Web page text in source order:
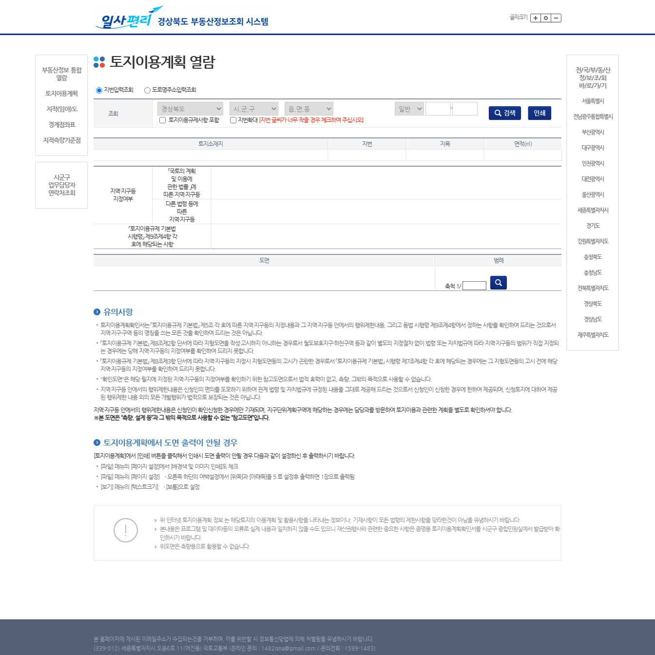
글자크기
부동산정보 통합
열람
토지이용계획
지적(임야)도
경계점좌표
지적측량기준점
시군구
업무담당자
연락처조회
전/국/부/동/산
정/보/조/회
바/로/가/기
서울특별시
전남광주통합특별시
부산광역시
대구광역시
인천광역시
대전광역시
울산광역시
세종특별자치시
경기도
강원특별자치도
충청북도
충청남도
전북특별자치도
경상북도
경상남도
제주특별자치도
토지이용계획 열람
지번입력조회 도로명주소입력조회
조회
-
토지이용규제사항 포함
지번확대 [지번 글씨가 너무 작을 경우 체크하여 주십시오]
토지소재지 지번 지목 면적(㎡)
지역·지구등
지정여부
「국토의 계획
및 이용에
관한 법률 」에
따른 지역·지구등
다른 법령 등에
따른
지역·지구등
「토지이용규제 기본법
시행령」 제9조제4항 각
호에 해당되는 사항
도면 범례
축척 1/
유의사항
토지이용계획확인서는 「토지이용규제 기본법」 제5조 각 호에 따른 지역·지구등의 지정내용과 그 지역·지구등 안에서의 행위제한내용, 그리고 동법 시행령 제9조제4항에서 정하는 사항을 확인하여 드리는 것으로서
지역·지구·구역 등의 명칭을 쓰는 모든 것을 확인하여 드리는 것은 아닙니다.
「토지이용규제 기본법」 제8조제2항 단서에 따라 지형도면을 작성·고시하지 아니하는 경우로서 철도보호지구·하천구역 등과 같이 별도의 지정절차 없이 법령 또는 자치법규에 따라 지역·지구등의 범위가 직접 지정되
는 경우에는 당해 지역·지구등의 지정여부를 확인하여 드리지 못합니다.
「토지이용규제 기본법」 제8조제3항 단서에 따라 지역·지구등의 지정시 지형도면등의 고시가 곤란한 경우로서 「토지이용규제 기본법」 시행령 제7조제4항 각 호에 해당되는 경우에는 그 지형도면등의 고시 전에 해당
지역·지구등의 지정여부를 확인하여 드리지 못합니다.
"확인도면"은 해당 필지에 지정된 지역·지구등의 지정여부를 확인하기 위한 참고도면으로서 법적 효력이 없고, 측량, 그밖의 목적으로 사용할 수 없습니다.
지역·지구등 안에서의 행위제한내용은 신청인의 편의를 도모하기 위하여 관계 법령 및 자치법규에 규정된 내용을 그대로 제공해 드리는 것으로서 신청인이 신청한 경우에 한하여 제공되며, 신청토지에 대하여 제공
된 행위제한 내용 외의 모든 개발행위가 법적으로 보장되는 것은 아닙니다.
지역·지구등 안에서의 행위제한내용은 신청인이 확인신청한 경우에만 기재되며, 지구단위계획구역에 해당하는 경우에는 담당과를 방문하여 토지이용과 관련한 계획을 별도로 확인하셔야 합니다.
※본 도면은“측량, 설계 등”과 그 밖의 목적으로 사용할 수 없는 “참고도면”입니다.
토지이용계획에서 도면 출력이 안될 경우
[토지이용계획]에서 [인쇄] 버튼을 클릭해서 인쇄시 도면 출력이 안될 경우 다음과 같이 설정하신 후 출력하시기 바랍니다.
[파일] 메뉴의 [페이지 설정]에서 [배경색 및 이미지 인쇄]도 체크
[파일] 메뉴의 [페이지 설정] → 오른쪽 하단의 여백설정에서 [위쪽]과 [아래쪽]을 5 로 설정후 출력하면 1장으로 출력됨
[보기] 메뉴의 [텍스트크기] → [보통]으로 설정
위 인터넷 토지이용계획 정보 는 해당토지의 이용계획 및 활용사항을 나타내는 정보이나, 기재사항이 모든 법령의 제한사항을 망라한것이 아님을 유념하시기 바랍니다.
본내용은 프로그램 및 데이타등의 오류로 실제 내용과 일치하지 않을 수도 있으니 재산권행사와 관련한 중요한 사항은 증명용 토지이용계획확인서를 시군구 종합민원실에서 발급받아 확
인하시기 바랍니다.
위도면은 측량용으로 활용할 수 없습니다.
본 홈페이지에 게시된 이메일주소가 수집되는것을 거부하며, 이를 위반할 시 정보통신망법에 의해 처벌됨을 유념하시기 바랍니다.
(339-012) 세종특별자치시 도움6로 11(어진동) 국토교통부 (온라인 문의 : 1482qna@gmail.com / 문의전화 : 1599-1483)